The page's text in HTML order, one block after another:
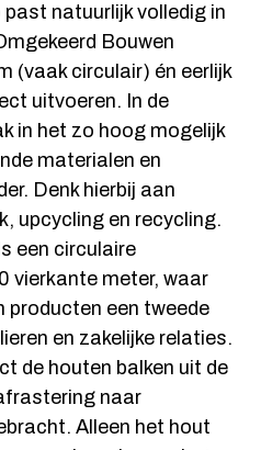
natuurlijk volledig in
Bouwen
(vaak circulair) én eerlijk
uitvoeren. In de
in het zo hoog mogelijk
materialen en
Denk hierbij aan
upcycling en recycling.
een circulaire
vierkante meter, waar
producten een tweede
en zakelijke relaties.
de houten balken uit de
naar
Alleen het hout